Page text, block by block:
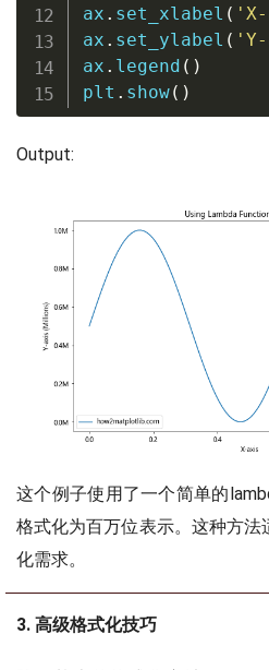
ax . set_xlabel (
ax . set_ylabel (
ax . legend ( )
plt . show( )
Output:
这个例子使用了一个简单的
格式化为百万位表示。这种方
化需求。
3. 高级格式化技巧